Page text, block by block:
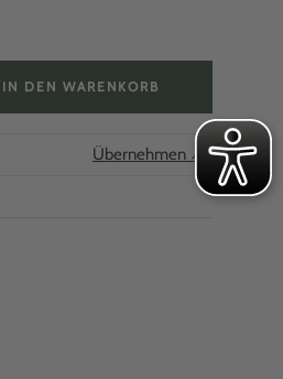
IN DEN WARENKORB
Übernehmen ↗